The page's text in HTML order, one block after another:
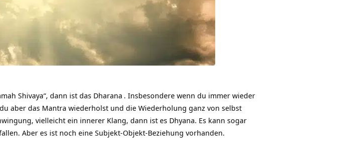
Shivaya“, dann ist das Dharana . Insbesondere wenn du immer wieder
aber das Mantra wiederholst und die Wiederholung ganz von selbst
vielleicht ein innerer Klang, dann ist es Dhyana. Es kann sogar
Aber es ist noch eine Subjekt-Objekt-Beziehung vorhanden.